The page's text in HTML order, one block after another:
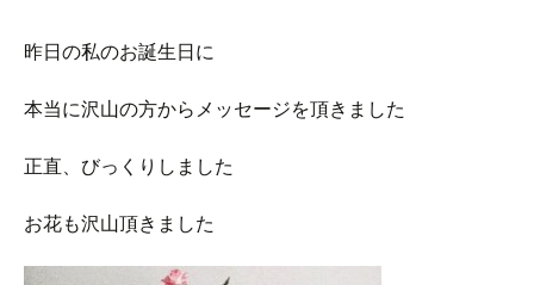
昨日の私のお誕生日に
本当に沢山の方からメッセージを頂きました
正直、びっくりしました
お花も沢山頂きました